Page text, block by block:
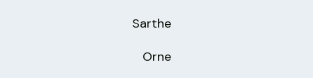
Sarthe
Orne